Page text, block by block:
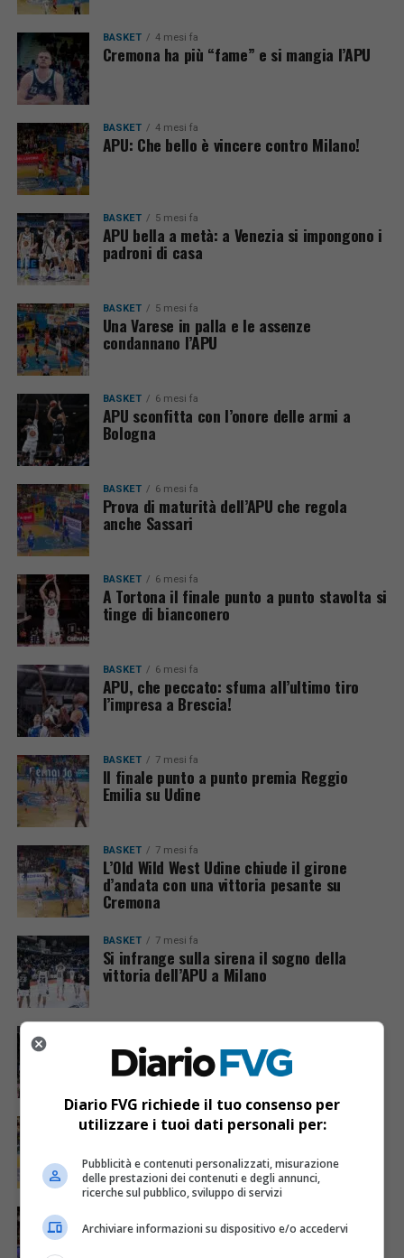
BASKET 4 mesi fa
Cremona ha più “fame” e si mangia l’APU
BASKET 4 mesi fa
APU: Che bello è vincere contro Milano!
BASKET 5 mesi fa
APU bella a metà: a Venezia si impongono i
padroni di casa
BASKET 5 mesi fa
Una Varese in palla e le assenze
condannano l’APU
BASKET 6 mesi fa
APU sconfitta con l’onore delle armi a
Bologna
BASKET 6 mesi fa
Prova di maturità dell’APU che regola
anche Sassari
BASKET 6 mesi fa
A Tortona il finale punto a punto stavolta si
tinge di bianconero
BASKET 6 mesi fa
APU, che peccato: sfuma all’ultimo tiro
l’impresa a Brescia!
BASKET 7 mesi fa
Il finale punto a punto premia Reggio
Emilia su Udine
BASKET 7 mesi fa
L’Old Wild West Udine chiude il girone
d’andata con una vittoria pesante su
Cremona
BASKET 7 mesi fa
Si infrange sulla sirena il sogno della
vittoria dell’APU a Milano
Un’APU tutta sostanza sbanca anche il
palasport di Trento
BASKET 8 mesi fa
Nel finale punto a punto, l’Old Wild West
Udine fa suo il derby con Treviso
Trapani indigesta per l’Old Wild West Udine
Diario FVG richiede il tuo consenso per
utilizzare i tuoi dati personali per:
Pubblicità e contenuti personalizzati, misurazione
delle prestazioni dei contenuti e degli annunci,
ricerche sul pubblico, sviluppo di servizi
Archiviare informazioni su dispositivo e/o accedervi